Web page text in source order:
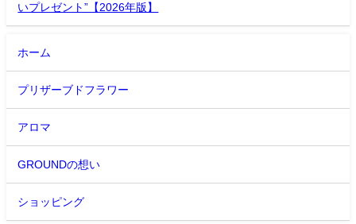
いプレゼント”【2026年版】
ホーム
プリザーブドフラワー
アロマ
GROUNDの想い
ショッピング